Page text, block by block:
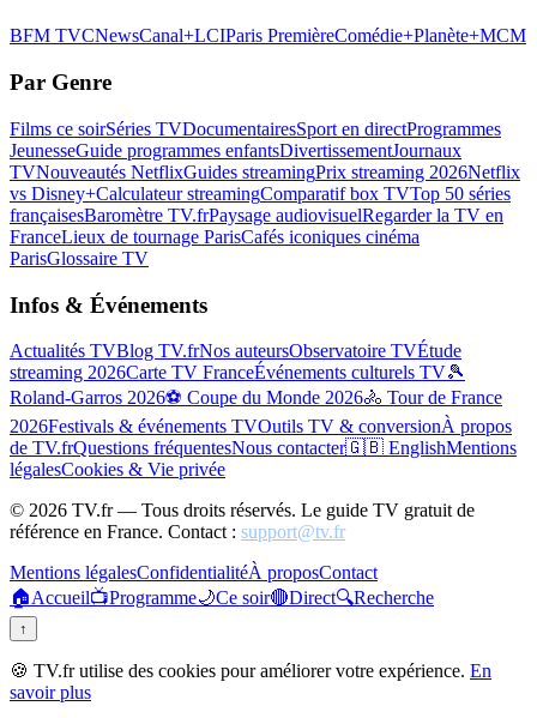
BFM TVCNewsCanal+LCIParis PremièreComédie+Planète+MCM
Par Genre
Films ce soirSéries TVDocumentairesSport en directProgrammes
JeunesseGuide programmes enfantsDivertissementJournaux
TVNouveautés NetflixGuides streamingPrix streaming 2026Netflix
vs Disney+Calculateur streamingComparatif box TVTop 50 séries
françaisesBaromètre TV.frPaysage audiovisuelRegarder la TV en
FranceLieux de tournage ParisCafés iconiques cinéma
ParisGlossaire TV
Infos & Événements
Actualités TVBlog TV.frNos auteursObservatoire TVÉtude
streaming 2026Carte TV FranceÉvénements culturels TV🎾
Roland-Garros 2026⚽ Coupe du Monde 2026🚴 Tour de France
2026Festivals & événements TVOutils TV & conversionÀ propos
de TV.frQuestions fréquentesNous contacter🇬🇧 EnglishMentions
légalesCookies & Vie privée
© 2026 TV.fr — Tous droits réservés. Le guide TV gratuit de
référence en France. Contact : support@tv.fr
Mentions légalesConfidentialitéÀ proposContact
🏠Accueil📺Programme🌙Ce soir🔴Direct🔍Recherche
↑
🍪 TV.fr utilise des cookies pour améliorer votre expérience. En
savoir plus